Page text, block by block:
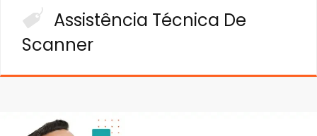
Assistência Técnica De
Scanner